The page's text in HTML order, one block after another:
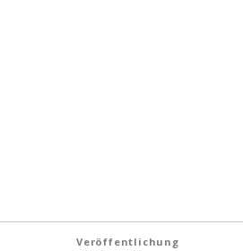
Veröffentlichung